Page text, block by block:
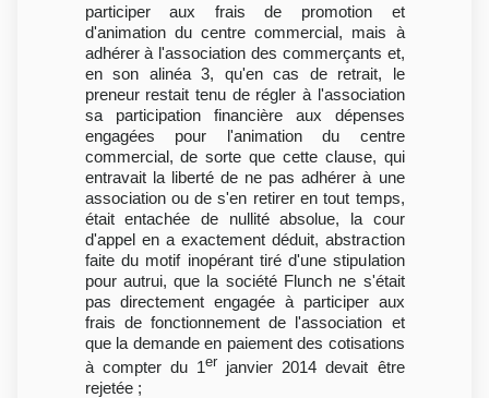
participer aux frais de promotion et
d'animation du centre commercial, mais à
adhérer à l'association des commerçants et,
en son alinéa 3, qu'en cas de retrait, le
preneur restait tenu de régler à l'association
sa participation financière aux dépenses
engagées pour l'animation du centre
commercial, de sorte que cette clause, qui
entravait la liberté de ne pas adhérer à une
association ou de s'en retirer en tout temps,
était entachée de nullité absolue, la cour
d'appel en a exactement déduit, abstraction
faite du motif inopérant tiré d'une stipulation
pour autrui, que la société Flunch ne s'était
pas directement engagée à participer aux
frais de fonctionnement de l'association et
que la demande en paiement des cotisations
à compter du 1er
janvier 2014 devait être
rejetée ;